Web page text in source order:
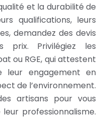
et la durabilité de
qualifications, leurs
demandez des devis
prix. Privilégiez les
ou RGE, qui attestent
engagement en
de l’environnement.
artisans pour vous
professionnalisme.